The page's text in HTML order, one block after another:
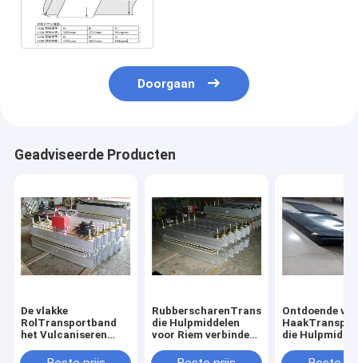
Doorgaan
Geadviseerde Producten
De vlakke
RolTransportband
het Vulcaniseren
die van
RubberscharenTransportband
die Hulpmiddelen
voor Riem verbinden
verbinden
Ontdoende
die
Scherpe